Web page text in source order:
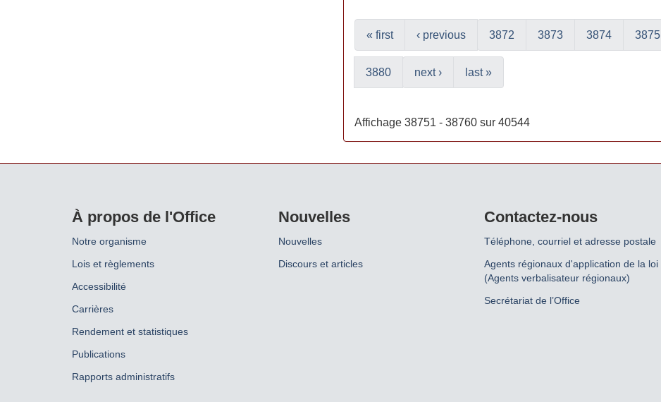
« first ‹ previous 3872 3873 3874 3875
3880 next › last »
Affichage 38751 - 38760 sur 40544
À propos de l'Office
Notre organisme
Lois et règlements
Accessibilité
Carrières
Rendement et statistiques
Publications
Rapports administratifs
Nouvelles
Nouvelles
Discours et articles
Contactez-nous
Téléphone, courriel et adresse postale
Agents régionaux d'application de la loi
(Agents verbalisateur régionaux)
Secrétariat de l’Office